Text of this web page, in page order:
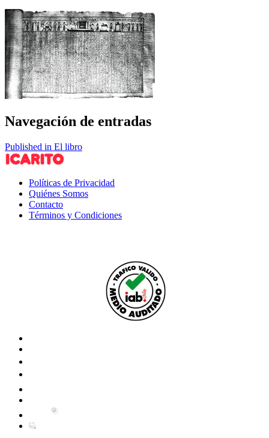
Navegación de entradas
Published in El libro
Políticas de Privacidad
Quiénes Somos
Contacto
Términos y Condiciones